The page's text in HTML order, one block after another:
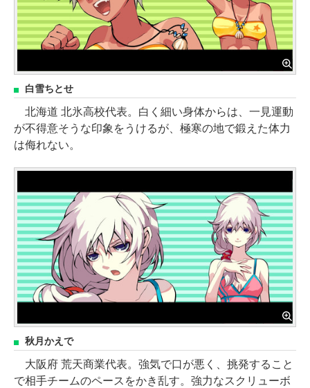
白雪ちとせ
北海道 北氷高校代表。白く細い身体からは、一見運動
が不得意そうな印象をうけるが、極寒の地で鍛えた体力
は侮れない。
秋月かえで
大阪府 荒天商業代表。強気で口が悪く、挑発すること
で相手チームのペースをかき乱す。強力なスクリューボ